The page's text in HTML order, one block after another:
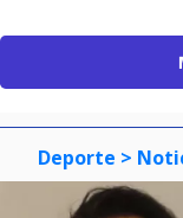
Deporte >